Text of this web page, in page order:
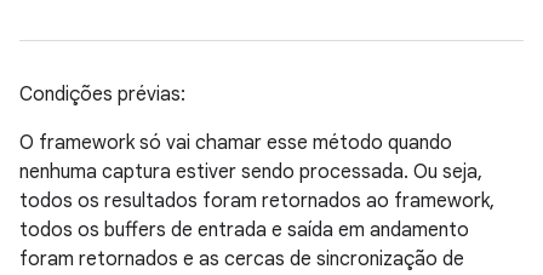
Condições prévias:
O framework só vai chamar esse método quando
nenhuma captura estiver sendo processada. Ou seja,
todos os resultados foram retornados ao framework,
todos os buffers de entrada e saída em andamento
foram retornados e as cercas de sincronização de